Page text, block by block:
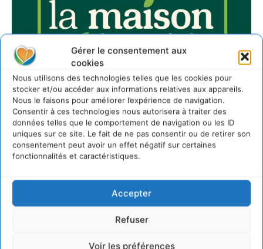
Gérer le consentement aux
cookies
Nous utilisons des technologies telles que les cookies pour
stocker et/ou accéder aux informations relatives aux appareils.
Nous le faisons pour améliorer l’expérience de navigation.
Consentir à ces technologies nous autorisera à traiter des
données telles que le comportement de navigation ou les ID
uniques sur ce site. Le fait de ne pas consentir ou de retirer son
consentement peut avoir un effet négatif sur certaines
fonctionnalités et caractéristiques.
Accepter
Refuser
Voir les préférences
Sur Cdurable
hydrique et déréglé tout le territoire (2020-2026)